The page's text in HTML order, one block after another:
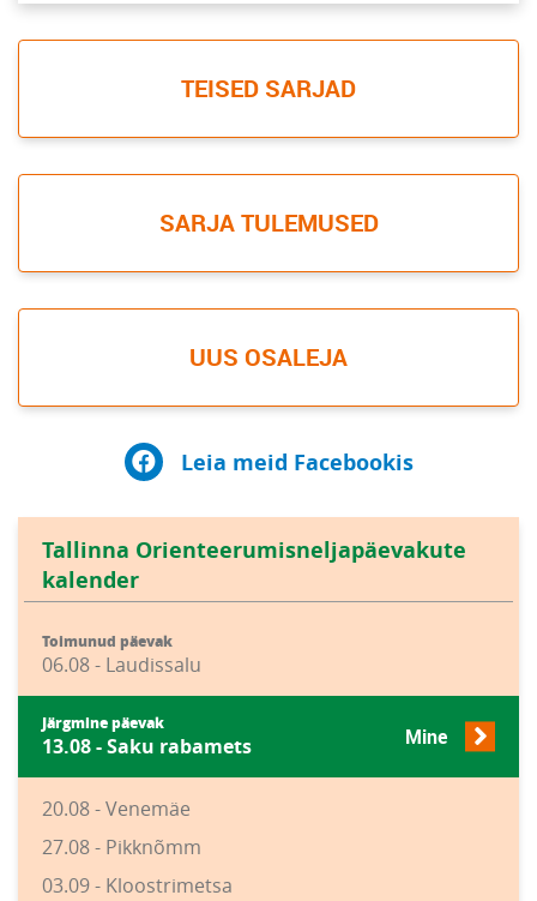
TEISED SARJAD
SARJA TULEMUSED
UUS OSALEJA
Leia meid Facebookis
Tallinna Orienteerumisneljapäevakute
kalender
Toimunud päevak
06.08 - Laudissalu
Järgmine päevak
13.08 - Saku rabamets Mine
20.08 - Venemäe
27.08 - Pikknõmm
03.09 - Kloostrimetsa